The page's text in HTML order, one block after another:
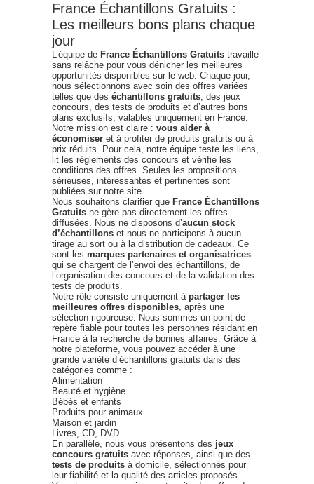
France Échantillons Gratuits :
Les meilleurs bons plans chaque
jour
L’équipe de France Échantillons Gratuits travaille
sans relâche pour vous dénicher les meilleures
opportunités disponibles sur le web. Chaque jour,
nous sélectionnons avec soin des offres variées
telles que des échantillons gratuits, des jeux
concours, des tests de produits et d’autres bons
plans exclusifs, valables uniquement en France.
Notre mission est claire : vous aider à
économiser et à profiter de produits gratuits ou à
prix réduits. Pour cela, notre équipe teste les liens,
lit les règlements des concours et vérifie les
conditions des offres. Seules les propositions
sérieuses, intéressantes et pertinentes sont
publiées sur notre site.
Nous souhaitons clarifier que France Échantillons
Gratuits ne gère pas directement les offres
diffusées. Nous ne disposons d’aucun stock
d’échantillons et nous ne participons à aucun
tirage au sort ou à la distribution de cadeaux. Ce
sont les marques partenaires et organisatrices
qui se chargent de l’envoi des échantillons, de
l’organisation des concours et de la validation des
tests de produits.
Notre rôle consiste uniquement à partager les
meilleures offres disponibles, après une
sélection rigoureuse. Nous sommes un point de
repère fiable pour toutes les personnes résidant en
France à la recherche de bonnes affaires. Grâce à
notre plateforme, vous pouvez accéder à une
grande variété d’échantillons gratuits dans des
catégories comme :
Alimentation
Beauté et hygiène
Bébés et enfants
Produits pour animaux
Maison et jardin
Livres, CD, DVD
En parallèle, nous vous présentons des jeux
concours gratuits avec réponses, ainsi que des
tests de produits à domicile, sélectionnés pour
leur fiabilité et la qualité des articles proposés.